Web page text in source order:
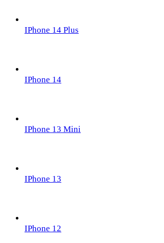
IPhone 14 Plus
IPhone 14
IPhone 13 Mini
IPhone 13
IPhone 12